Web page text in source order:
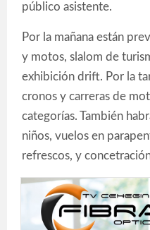
público asistente.
Por la mañana están
y motos, slalom de
exhibición drift. Por la
cronos y carreras de
categorías. También
niños, vuelos en
refrescos, y